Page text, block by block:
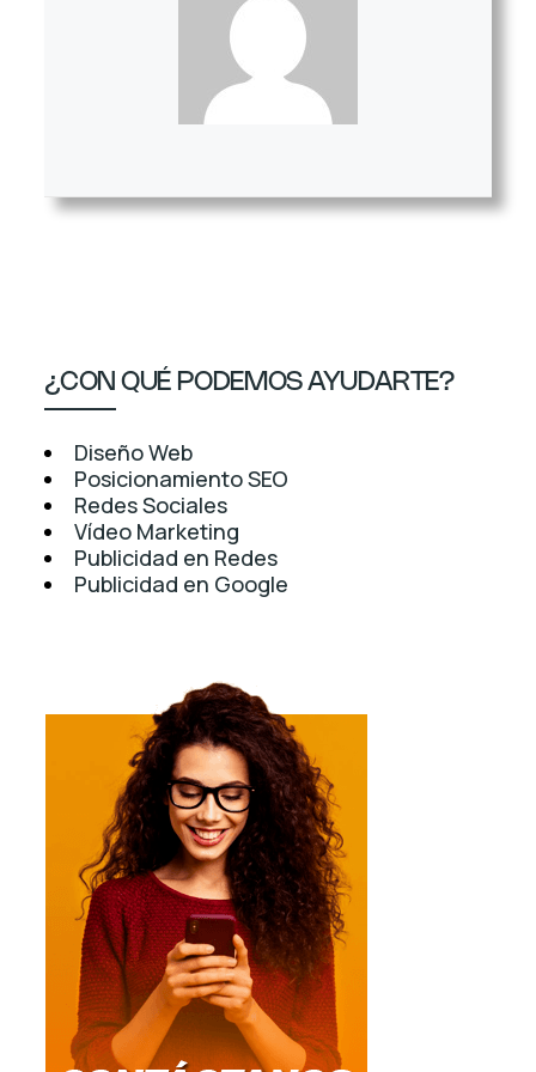
¿CON QUÉ PODEMOS AYUDARTE?
Diseño Web
Posicionamiento SEO
Redes Sociales
Vídeo Marketing
Publicidad en Redes
Publicidad en Google